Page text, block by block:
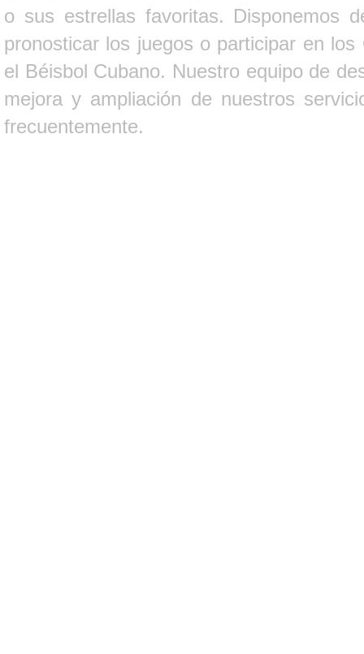
o sus estrellas favoritas. Disponemos
pronosticar los juegos o participar en
el Béisbol Cubano. Nuestro equipo de
mejora y ampliación de nuestros
frecuentemente.